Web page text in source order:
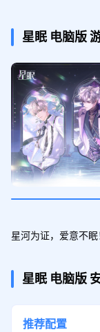
星眠 电脑版
星河为证，爱意不眠
星眠 电脑版
推荐配置